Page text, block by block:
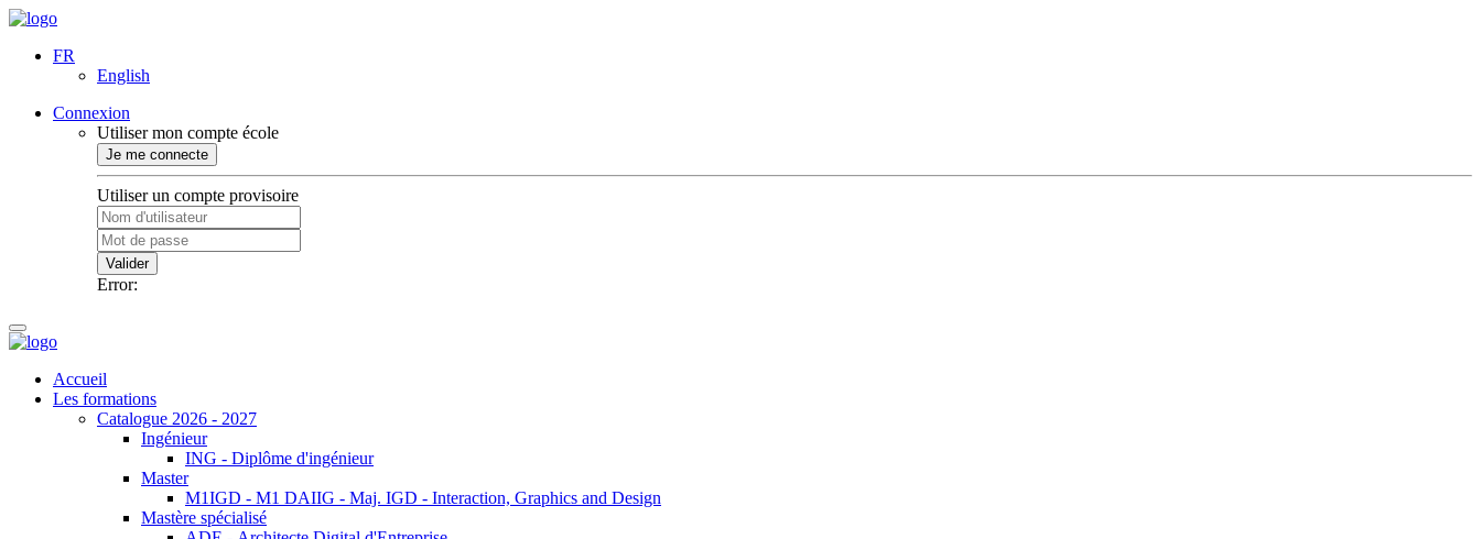
FR
English
Connexion
Utiliser mon compte école
Je me connecte
Utiliser un compte provisoire
Valider
Error:
Accueil
Les formations
Catalogue 2026 - 2027
Ingénieur
ING - Diplôme d'ingénieur
Master
M1IGD - M1 DAIIG - Maj. IGD - Interaction, Graphics and Design
Mastère spécialisé